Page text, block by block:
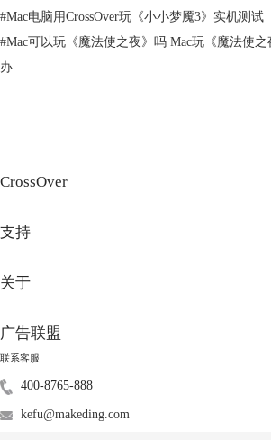
以上就是通过虚拟机玩《英雄联盟》的步骤。
#Mac电脑用CrossOver玩《小小梦魇3》实机测试
#Mac可以玩《魔法使之夜》吗 Mac玩《魔法使
办
CrossOver
支持
关于
广告联盟
联系客服
400-8765-888
kefu@makeding.com